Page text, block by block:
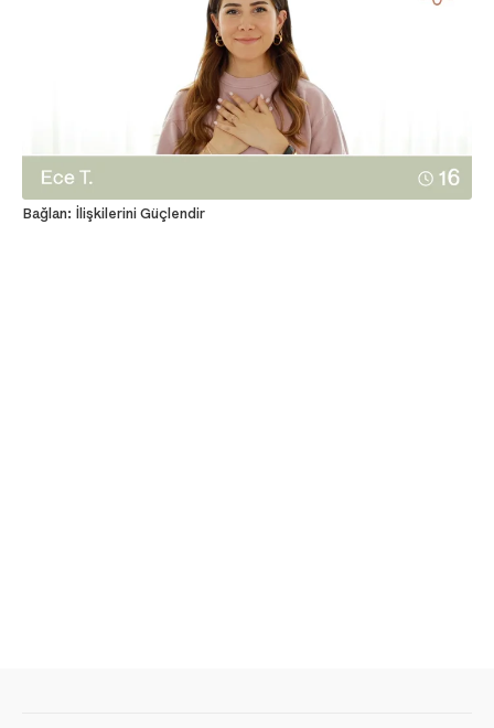
Bağlan: İlişkilerini Güçlendir